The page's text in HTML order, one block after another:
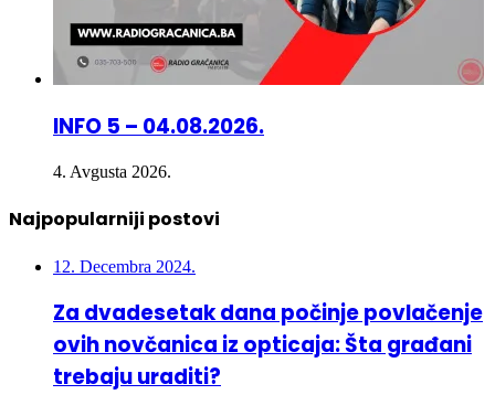
INFO 5 – 04.08.2026.
4. Avgusta 2026.
Najpopularniji postovi
12. Decembra 2024.
Za dvadesetak dana počinje povlačenje
ovih novčanica iz opticaja: Šta građani
trebaju uraditi?
6. Aprila 2021.